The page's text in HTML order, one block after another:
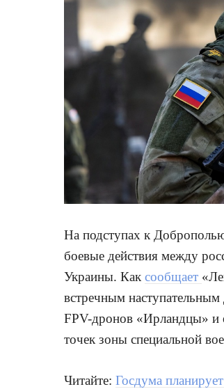
На подступах к
боевые действия между
Украины. Каксообщает
встречным
FPV-дронов «Ирландцы» и
точек зоны специальной
Читайте: Госдума